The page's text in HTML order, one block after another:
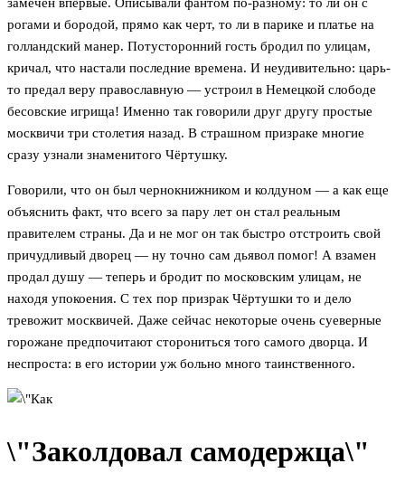
замечен впервые. Описывали фантом по-разному: то ли он с
рогами и бородой, прямо как черт, то ли в парике и платье на
голландский манер. Потусторонний гость бродил по улицам,
кричал, что настали последние времена. И неудивительно: царь-
то предал веру православную — устроил в Немецкой слободе
бесовские игрища! Именно так говорили друг другу простые
москвичи три столетия назад. В страшном призраке многие
сразу узнали знаменитого Чёртушку.
Говорили, что он был чернокнижником и колдуном — а как еще
объяснить факт, что всего за пару лет он стал реальным
правителем страны. Да и не мог он так быстро отстроить свой
причудливый дворец — ну точно сам дьявол помог! А взамен
продал душу — теперь и бродит по московским улицам, не
находя упокоения. С тех пор призрак Чёртушки то и дело
тревожит москвичей. Даже сейчас некоторые очень суеверные
горожане предпочитают сторониться того самого дворца. И
неспроста: в его истории уж больно много таинственного.
\"Заколдовал самодержца\"